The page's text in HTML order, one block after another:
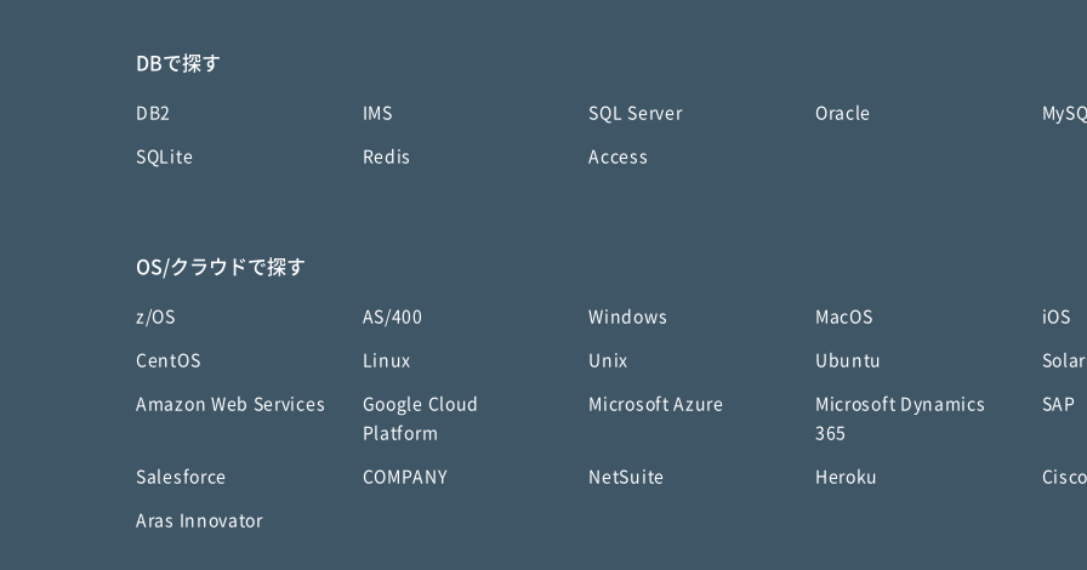
DBで探す
DB2 IMS SQL Server Oracle
SQLite Redis Access
OS/クラウドで探す
z/OS AS/400 Windows MacOS iOS
CentOS Linux Unix Ubuntu
Amazon Web Services
Google Cloud
Platform
Microsoft Azure
Microsoft Dynamics
365
SAP
Salesforce COMPANY NetSuite Heroku Cisco
Aras Innovator